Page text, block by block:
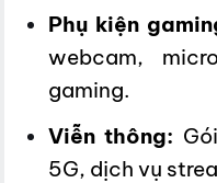
Phụ kiện
webcam,
gaming.
Viễn thông:
5G, dịch vụ